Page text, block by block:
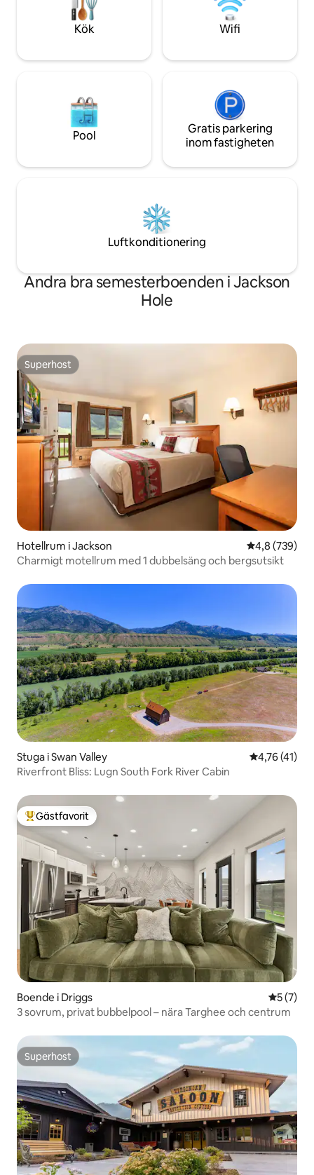
finns flera
kan koppla av
naturen.
Kök Wifi
Pool
Gratis parkering
inom fastigheten
Luftkonditionering
Andra bra semesterboenden i Jackson
Hole
Superhost
Superhost
Hotellrum i Jackson 4,8 av 5 i
4,8 (739)
Charmigt motellrum med 1 dubbelsäng och bergsutsikt
Stuga i Swan Valley 4,76 av 5 i
4,76 (41)
Riverfront Bliss: Lugn South Fork River Cabin
Populär gästfavorit
Gästfavorit
Boende i Driggs 5 av 5 i
5 (7)
3 sovrum, privat bubbelpool – nära Targhee och centrum
Superhost
Superhost